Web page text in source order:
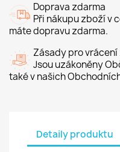
Doprava zdarma
Při nákupu zboží v
máte dopravu zdarma.
Zásady pro
Jsou uzákoněny
také v našich
Detaily produktu